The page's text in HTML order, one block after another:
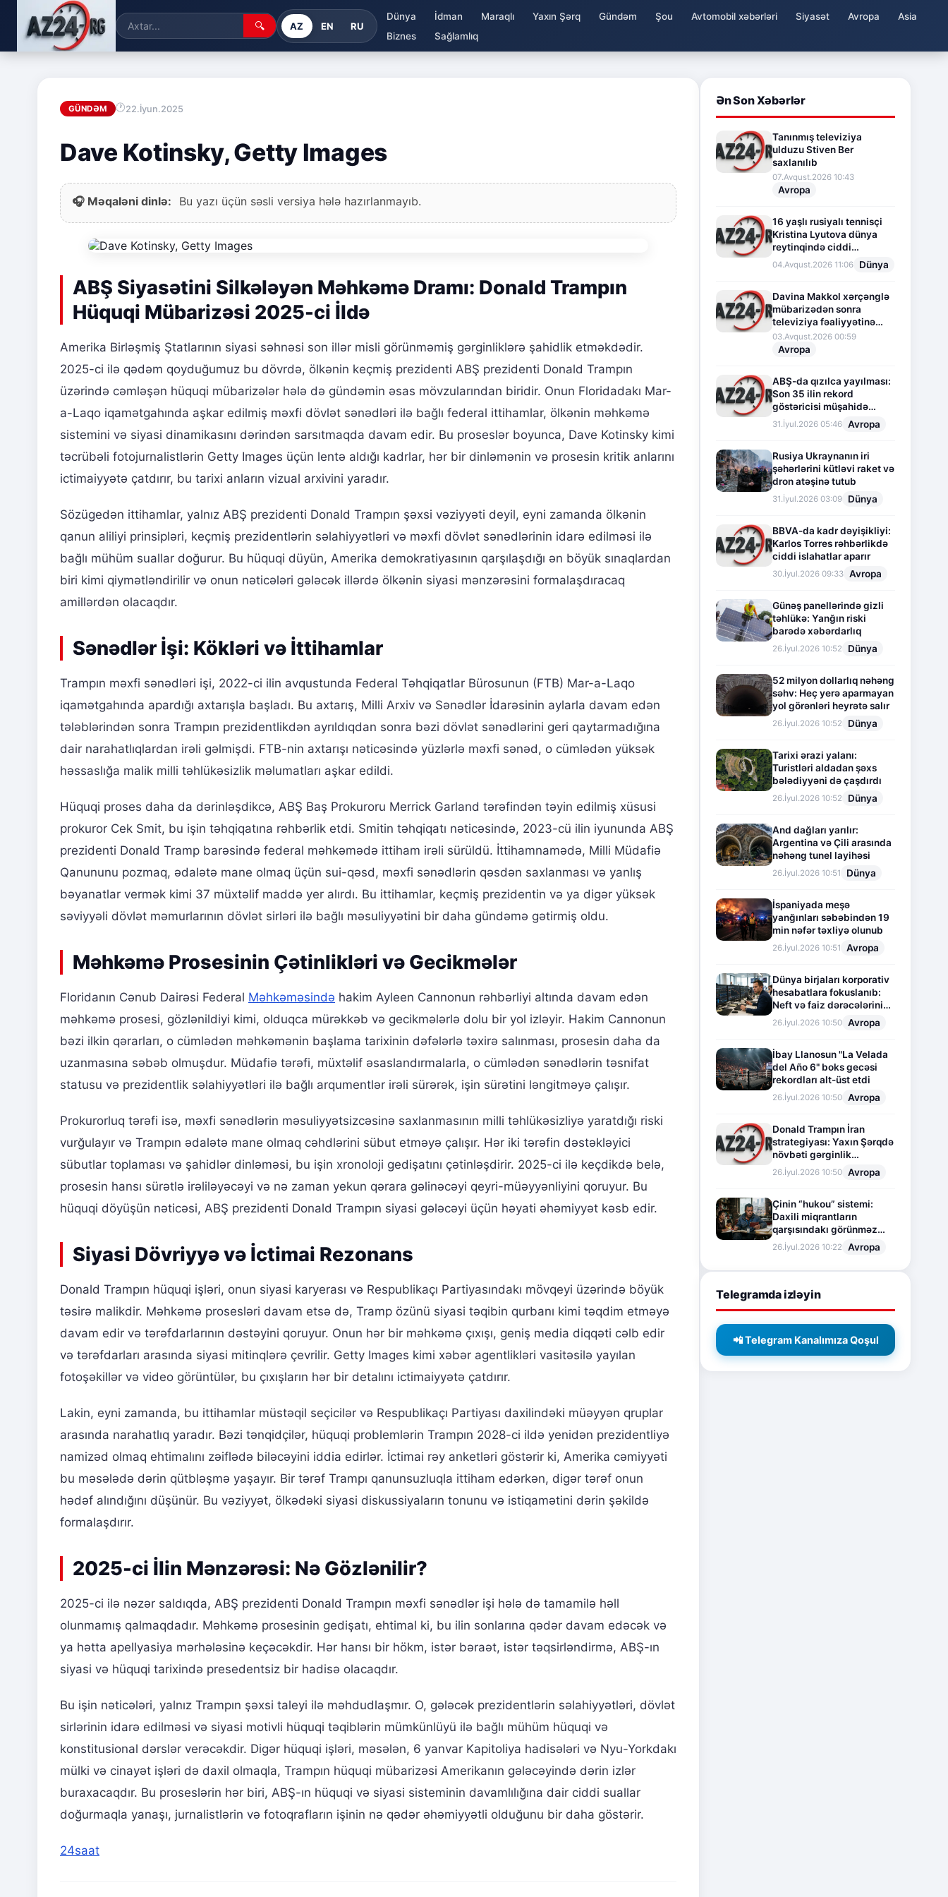
🔍 AZ EN RU
Dünya İdman Maraqlı Yaxın Şərq Gündəm Şou Avtomobil xəbərləri Siyasət Avropa
Asia
Biznes
Sağlamlıq
GÜNDƏM 22.İyun.2025
Dave Kotinsky, Getty Images
🎧 Məqaləni dinlə: Bu yazı üçün səsli versiya hələ hazırlanmayıb.
ABŞ Siyasətini Silkələyən Məhkəmə Dramı: Donald Trampın
Hüquqi Mübarizəsi 2025-ci İldə
Amerika Birləşmiş Ştatlarının siyasi səhnəsi son illər misli görünməmiş gərginliklərə şahidlik etməkdədir.
2025-ci ilə qədəm qoyduğumuz bu dövrdə, ölkənin keçmiş prezidenti ABŞ prezidenti Donald Trampın
üzərində cəmləşən hüquqi mübarizələr hələ də gündəmin əsas mövzularından biridir. Onun Floridadakı Mar-
a-Laqo iqamətgahında aşkar edilmiş məxfi dövlət sənədləri ilə bağlı federal ittihamlar, ölkənin məhkəmə
sistemini və siyasi dinamikasını dərindən sarsıtmaqda davam edir. Bu proseslər boyunca, Dave Kotinsky kimi
təcrübəli fotojurnalistlərin Getty Images üçün lentə aldığı kadrlar, hər bir dinləmənin və prosesin kritik anlarını
ictimaiyyətə çatdırır, bu tarixi anların vizual arxivini yaradır.
Sözügedən ittihamlar, yalnız ABŞ prezidenti Donald Trampın şəxsi vəziyyəti deyil, eyni zamanda ölkənin
qanun aliliyi prinsipləri, keçmiş prezidentlərin səlahiyyətləri və məxfi dövlət sənədlərinin idarə edilməsi ilə
bağlı mühüm suallar doğurur. Bu hüquqi düyün, Amerika demokratiyasının qarşılaşdığı ən böyük sınaqlardan
biri kimi qiymətləndirilir və onun nəticələri gələcək illərdə ölkənin siyasi mənzərəsini formalaşdıracaq
amillərdən olacaqdır.
Sənədlər İşi: Kökləri və İttihamlar
Trampın məxfi sənədləri işi, 2022-ci ilin avqustunda Federal Təhqiqatlar Bürosunun (FTB) Mar-a-Laqo
iqamətgahında apardığı axtarışla başladı. Bu axtarış, Milli Arxiv və Sənədlər İdarəsinin aylarla davam edən
tələblərindən sonra Trampın prezidentlikdən ayrıldıqdan sonra bəzi dövlət sənədlərini geri qaytarmadığına
dair narahatlıqlardan irəli gəlmişdi. FTB-nin axtarışı nəticəsində yüzlərlə məxfi sənəd, o cümlədən yüksək
həssaslığa malik milli təhlükəsizlik məlumatları aşkar edildi.
Hüquqi proses daha da dərinləşdikcə, ABŞ Baş Prokuroru Merrick Garland tərəfindən təyin edilmiş xüsusi
prokuror Cek Smit, bu işin təhqiqatına rəhbərlik etdi. Smitin təhqiqatı nəticəsində, 2023-cü ilin iyununda ABŞ
prezidenti Donald Tramp barəsində federal məhkəmədə ittiham irəli sürüldü. İttihamnamədə, Milli Müdafiə
Qanununu pozmaq, ədalətə mane olmaq üçün sui-qəsd, məxfi sənədlərin qəsdən saxlanması və yanlış
bəyanatlar vermək kimi 37 müxtəlif maddə yer alırdı. Bu ittihamlar, keçmiş prezidentin və ya digər yüksək
səviyyəli dövlət məmurlarının dövlət sirləri ilə bağlı məsuliyyətini bir daha gündəmə gətirmiş oldu.
Məhkəmə Prosesinin Çətinlikləri və Gecikmələr
Floridanın Cənub Dairəsi Federal Məhkəməsində hakim Ayleen Cannonun rəhbərliyi altında davam edən
məhkəmə prosesi, gözlənildiyi kimi, olduqca mürəkkəb və gecikmələrlə dolu bir yol izləyir. Hakim Cannonun
bəzi ilkin qərarları, o cümlədən məhkəmənin başlama tarixinin dəfələrlə təxirə salınması, prosesin daha da
uzanmasına səbəb olmuşdur. Müdafiə tərəfi, müxtəlif əsaslandırmalarla, o cümlədən sənədlərin təsnifat
statusu və prezidentlik səlahiyyətləri ilə bağlı arqumentlər irəli sürərək, işin sürətini ləngitməyə çalışır.
Prokurorluq tərəfi isə, məxfi sənədlərin məsuliyyətsizcəsinə saxlanmasının milli təhlükəsizliyə yaratdığı riski
vurğulayır və Trampın ədalətə mane olmaq cəhdlərini sübut etməyə çalışır. Hər iki tərəfin dəstəkləyici
sübutlar toplaması və şahidlər dinləməsi, bu işin xronoloji gedişatını çətinləşdirir. 2025-ci ilə keçdikdə belə,
prosesin hansı sürətlə irəliləyəcəyi və nə zaman yekun qərara gəlinəcəyi qeyri-müəyyənliyini qoruyur. Bu
hüquqi döyüşün nəticəsi, ABŞ prezidenti Donald Trampın siyasi gələcəyi üçün həyati əhəmiyyət kəsb edir.
Siyasi Dövriyyə və İctimai Rezonans
Donald Trampın hüquqi işləri, onun siyasi karyerası və Respublikaçı Partiyasındakı mövqeyi üzərində böyük
təsirə malikdir. Məhkəmə prosesləri davam etsə də, Tramp özünü siyasi təqibin qurbanı kimi təqdim etməyə
davam edir və tərəfdarlarının dəstəyini qoruyur. Onun hər bir məhkəmə çıxışı, geniş media diqqəti cəlb edir
və tərəfdarları arasında siyasi mitinqlərə çevrilir. Getty Images kimi xəbər agentlikləri vasitəsilə yayılan
fotoşəkillər və video görüntülər, bu çıxışların hər bir detalını ictimaiyyətə çatdırır.
Lakin, eyni zamanda, bu ittihamlar müstəqil seçicilər və Respublikaçı Partiyası daxilindəki müəyyən qruplar
arasında narahatlıq yaradır. Bəzi tənqidçilər, hüquqi problemlərin Trampın 2028-ci ildə yenidən prezidentliyə
namizəd olmaq ehtimalını zəiflədə biləcəyini iddia edirlər. İctimai rəy anketləri göstərir ki, Amerika cəmiyyəti
bu məsələdə dərin qütbləşmə yaşayır. Bir tərəf Trampı qanunsuzluqla ittiham edərkən, digər tərəf onun
hədəf alındığını düşünür. Bu vəziyyət, ölkədəki siyasi diskussiyaların tonunu və istiqamətini dərin şəkildə
formalaşdırır.
2025-ci İlin Mənzərəsi: Nə Gözlənilir?
2025-ci ilə nəzər saldıqda, ABŞ prezidenti Donald Trampın məxfi sənədlər işi hələ də tamamilə həll
olunmamış qalmaqdadır. Məhkəmə prosesinin gedişatı, ehtimal ki, bu ilin sonlarına qədər davam edəcək və
ya hətta apellyasiya mərhələsinə keçəcəkdir. Hər hansı bir hökm, istər bəraət, istər təqsirləndirmə, ABŞ-ın
siyasi və hüquqi tarixində presedentsiz bir hadisə olacaqdır.
Bu işin nəticələri, yalnız Trampın şəxsi taleyi ilə məhdudlaşmır. O, gələcək prezidentlərin səlahiyyətləri, dövlət
sirlərinin idarə edilməsi və siyasi motivli hüquqi təqiblərin mümkünlüyü ilə bağlı mühüm hüquqi və
konstitusional dərslər verəcəkdir. Digər hüquqi işləri, məsələn, 6 yanvar Kapitoliya hadisələri və Nyu-Yorkdakı
mülki və cinayət işləri də daxil olmaqla, Trampın hüquqi mübarizəsi Amerikanın gələcəyində dərin izlər
buraxacaqdır. Bu proseslərin hər biri, ABŞ-ın hüquqi və siyasi sisteminin davamlılığına dair ciddi suallar
doğurmaqla yanaşı, jurnalistlərin və fotoqrafların işinin nə qədər əhəmiyyətli olduğunu bir daha göstərir.
24saat
Ən Son Xəbərlər
Tanınmış televiziya
ulduzu Stiven Ber
saxlanılıb
07.Avqust.2026 10:43
Avropa
16 yaşlı rusiyalı tennisçi
Kristina Lyutova dünya
reytinqində ciddi
irəliləyişə imza atdı
04.Avqust.2026 11:06 Dünya
Davina Makkol xərçənglə
mübarizədən sonra
televiziya fəaliyyətinə
fasilə verir
03.Avqust.2026 00:59
Avropa
ABŞ-da qızılca yayılması:
Son 35 ilin rekord
göstəricisi müşahidə
olunur
31.İyul.2026 05:46 Avropa
Rusiya Ukraynanın iri
şəhərlərini kütləvi raket və
dron atəşinə tutub
31.İyul.2026 03:09 Dünya
BBVA-da kadr dəyişikliyi:
Karlos Torres rəhbərlikdə
ciddi islahatlar aparır
30.İyul.2026 09:33 Avropa
Günəş panellərində gizli
təhlükə: Yanğın riski
barədə xəbərdarlıq
26.İyul.2026 10:52 Dünya
52 milyon dollarlıq nəhəng
səhv: Heç yerə aparmayan
yol görənləri heyrətə salır
26.İyul.2026 10:52 Dünya
Tarixi ərazi yalanı:
Turistləri aldadan şəxs
bələdiyyəni də çaşdırdı
26.İyul.2026 10:52 Dünya
And dağları yarılır:
Argentina və Çili arasında
nəhəng tunel layihəsi
26.İyul.2026 10:51 Dünya
İspaniyada meşə
yanğınları səbəbindən 19
min nəfər təxliyə olunub
26.İyul.2026 10:51 Avropa
Dünya birjaları korporativ
hesabatlara fokuslanıb:
Neft və faiz dərəcələrinin
təsiri altında cari vəziyyət
26.İyul.2026 10:50 Avropa
İbay Llanosun "La Velada
del Año 6" boks gecəsi
rekordları alt-üst etdi
26.İyul.2026 10:50 Avropa
Donald Trampın İran
strategiyası: Yaxın Şərqdə
növbəti gərginlik
mərhələsi
26.İyul.2026 10:50 Avropa
Çinin “hukou” sistemi:
Daxili miqrantların
qarşısındakı görünməz
sədd
26.İyul.2026 10:22 Avropa
Telegramda izləyin
📲 Telegram Kanalımıza Qoşul